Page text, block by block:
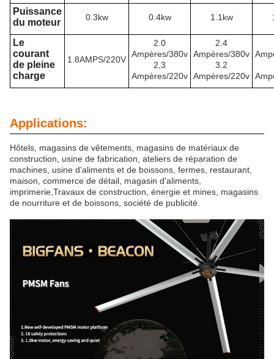
Puissance
du moteur
0.3kw 0.4kw 1.1kw
Le
courant
de pleine
charge
1.8AMPS/220V
2.0
Ampères/380v
2,3
Ampères/220v
2.4
Ampères/380v
3.2
Ampères/220v
Applications:
Hôtels, magasins de vêtements, magasins de matériaux de
construction, usine de fabrication, ateliers de réparation de
machines, usine d'aliments et de boissons, fermes, restaurant,
maison, commerce de détail, magasin d'aliments,
imprimerie,Travaux de construction, énergie et mines, magasins
de nourriture et de boissons, société de publicité.